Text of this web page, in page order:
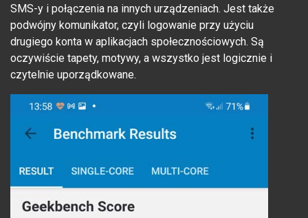
SMS-y i połączenia na innych urządzeniach. Jest także
podwójny komunikator, czyli logowanie przy użyciu
drugiego konta w aplikacjach społecznościowych. Są
oczywiście tapety, motywy, a wszystko jest logicznie i
czytelnie uporządkowane.